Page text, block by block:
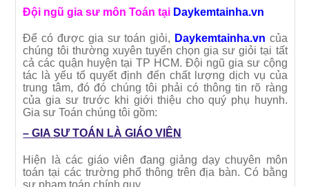
Đội ngũ gia sư môn Toán tại Daykemtainha.vn
Để có được gia sư toán giỏi, Daykemtainha.vn của
chúng tôi thường xuyên tuyển chọn gia sư giỏi tại tất
cả các quận huyện tại TP HCM. Đội ngũ gia sư cộng
tác là yếu tố quyết định đến chất lượng dịch vụ của
trung tâm, đó đó chúng tôi phải có thông tin rõ ràng
của gia sư trước khi giới thiệu cho quý phụ huynh.
Gia sư Toán chúng tôi gồm:
– GIA SƯ TOÁN LÀ GIÁO VIÊN
Hiện là các giáo viên đang giảng dạy chuyên môn
toán tại các trường phổ thông trên địa bàn. Có bằng
sư phạm toán chính quy